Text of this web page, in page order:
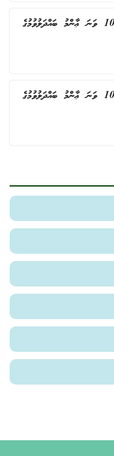
މ.އަތޮޅު ކައުންސިލްގެ ހަތަރުވަނަ ދައުރުގެ 108 ވަނަ ޢާންމު ބައްދަލުވުމުގެ
މ.އަތޮޅު ކައުންސިލްގެ ހަތަރުވަނަ ދައުރުގެ 107 ވަނަ ޢާންމު ބައްދަލުވުމުގެ